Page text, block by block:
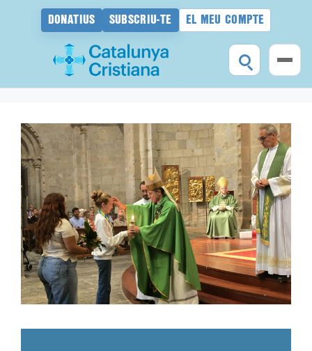
DONATIUS SUBSCRIU-TE EL MEU COMPTE
contingut